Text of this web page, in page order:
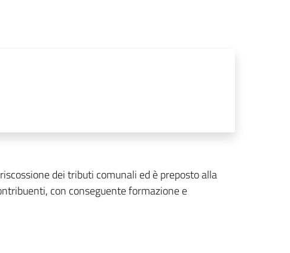
dei tributi comunali ed è preposto alla
con conseguente formazione e